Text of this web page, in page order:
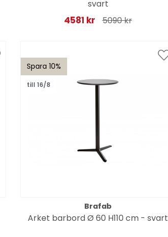
svart
4581 kr 5090 kr
Spara 10%
till 16/8
Brafab
Arket barbord Ø 60 H110 cm - svart